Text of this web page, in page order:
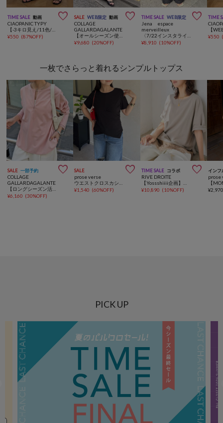
TIME SALE 動画 
CIAOPANIC TYPY
¥550 (87%OFF)
SALE WEB限定 動画 
COLLAGE
GALLARDAGALANTE
¥9,680 (20%OFF)
TIME SALE WEB限定 
Jena espace
merveilleux
¥8,910 (10%OFF)
TIME
¥550
一枚でさらっと着れるシンプルトップス
SALE 一部予約 
COLLAGE
GALLARDAGALANTE
¥6,160 (30%OFF)
SALE 
prose verse
¥1,540 (60%OFF)
TIME SALE コラボ 
RIVE DROITE
¥10,890 (10%OFF)
インフ
prose
¥
PICK UP